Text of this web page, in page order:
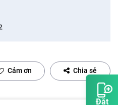
Đặt
Cảm ơn Chia sẻ